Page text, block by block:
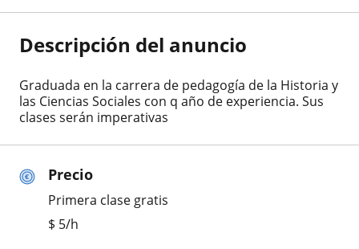
Precio
Primera clase gratis
$ 5/h
Descripción del anuncio
Graduada en la carrera de pedagogía de la Historia y
las Ciencias Sociales con q año de experiencia. Sus
clases serán imperativas